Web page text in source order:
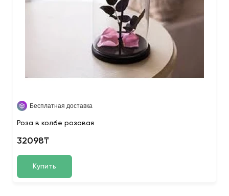
Бесплатная доставка
Роза в колбе розовая
32098₸
Купить